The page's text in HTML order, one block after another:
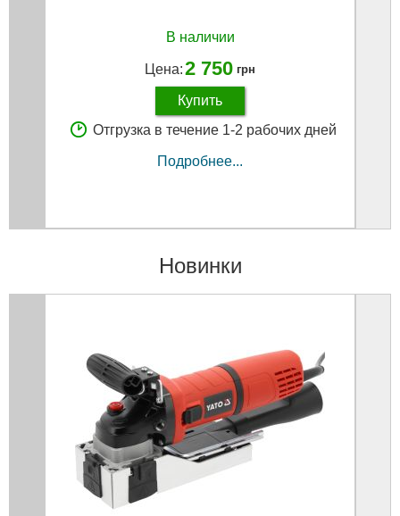
В наличии
Цена:2 750 грн
Купить
Отгрузка в течение 1-2 рабочих дней
Подробнее...
Новинки